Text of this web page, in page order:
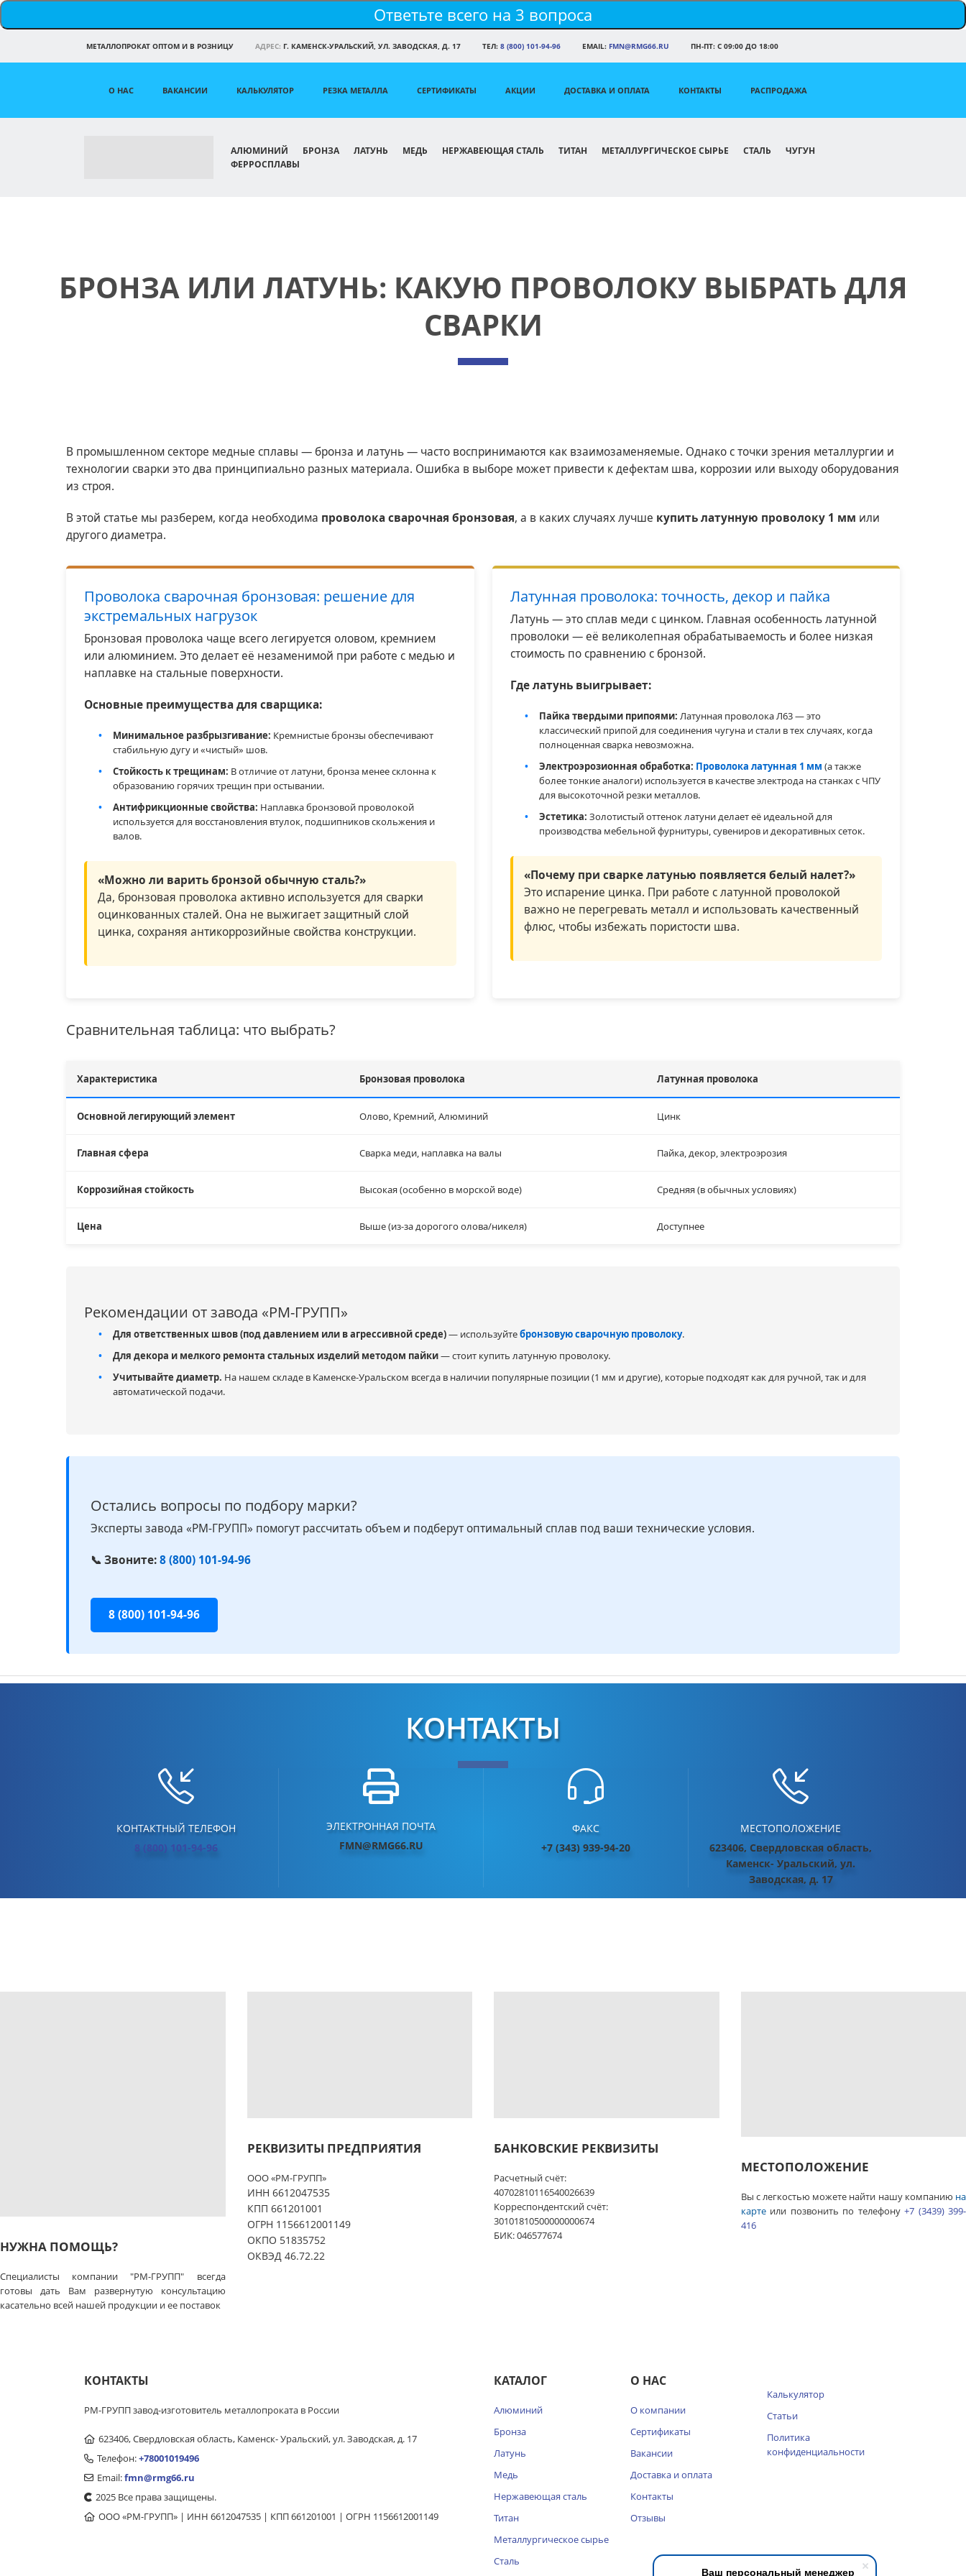
Ваш персональный менеджер
Ответьте всего на 3 вопроса
МЕТАЛЛОПРОКАТ ОПТОМ И В РОЗНИЦУ АДРЕС: Г. КАМЕНСК-УРАЛЬСКИЙ, УЛ. ЗАВОДСКАЯ, Д. 17 ТЕЛ: 8 (800) 101-94-96 EMAIL: FMN@RMG66.RU ПН-ПТ: С 09:00 ДО 18:00
О НАС ВАКАНСИИ КАЛЬКУЛЯТОР РЕЗКА МЕТАЛЛА СЕРТИФИКАТЫ АКЦИИ ДОСТАВКА И ОПЛАТА КОНТАКТЫ РАСПРОДАЖА
АЛЮМИНИЙ БРОНЗА ЛАТУНЬ МЕДЬ НЕРЖАВЕЮЩАЯ СТАЛЬ ТИТАН МЕТАЛЛУРГИЧЕСКОЕ СЫРЬЕ СТАЛЬ
ЧУГУН
ФЕРРОСПЛАВЫ
БРОНЗА ИЛИ ЛАТУНЬ: КАКУЮ ПРОВОЛОКУ ВЫБРАТЬ ДЛЯ
СВАРКИ
В промышленном секторе медные сплавы — бронза и латунь — часто воспринимаются как взаимозаменяемые. Однако с точки зрения металлургии и
технологии сварки это два принципиально разных материала. Ошибка в выборе может привести к дефектам шва, коррозии или выходу оборудования
из строя.
В этой статье мы разберем, когда необходима проволока сварочная бронзовая, а в каких случаях лучше купить латунную проволоку 1 мм или
другого диаметра.
Проволока сварочная бронзовая: решение для
экстремальных нагрузок
Бронзовая проволока чаще всего легируется оловом, кремнием
или алюминием. Это делает её незаменимой при работе с медью и
наплавке на стальные поверхности.
Основные преимущества для сварщика:
Минимальное разбрызгивание: Кремнистые бронзы обеспечивают
стабильную дугу и «чистый» шов.
Стойкость к трещинам: В отличие от латуни, бронза менее склонна к
образованию горячих трещин при остывании.
Антифрикционные свойства: Наплавка бронзовой проволокой
используется для восстановления втулок, подшипников скольжения и
валов.
«Можно ли варить бронзой обычную сталь?»
Да, бронзовая проволока активно используется для сварки
оцинкованных сталей. Она не выжигает защитный слой
цинка, сохраняя антикоррозийные свойства конструкции.
Латунная проволока: точность, декор и пайка
Латунь — это сплав меди с цинком. Главная особенность латунной
проволоки — её великолепная обрабатываемость и более низкая
стоимость по сравнению с бронзой.
Где латунь выигрывает:
Пайка твердыми припоями: Латунная проволока Л63 — это
классический припой для соединения чугуна и стали в тех случаях, когда
полноценная сварка невозможна.
Электроэрозионная обработка: Проволока латунная 1 мм (а также
более тонкие аналоги) используется в качестве электрода на станках с ЧПУ
для высокоточной резки металлов.
Эстетика: Золотистый оттенок латуни делает её идеальной для
производства мебельной фурнитуры, сувениров и декоративных сеток.
«Почему при сварке латунью появляется белый налет?»
Это испарение цинка. При работе с латунной проволокой
важно не перегревать металл и использовать качественный
флюс, чтобы избежать пористости шва.
Сравнительная таблица: что выбрать?
Характеристика Бронзовая проволока Латунная проволока
Основной легирующий элемент Олово, Кремний, Алюминий Цинк
Главная сфера Сварка меди, наплавка на валы Пайка, декор, электроэрозия
Коррозийная стойкость Высокая (особенно в морской воде) Средняя (в обычных условиях)
Цена Выше (из-за дорогого олова/никеля) Доступнее
Рекомендации от завода «РМ-ГРУПП»
Для ответственных швов (под давлением или в агрессивной среде)— используйтебронзовую сварочную проволоку.
Для декора и мелкого ремонта стальных изделий методом пайки— стоит купить латунную проволоку.
Учитывайте диаметр. На нашем складе в Каменске-Уральском всегда в наличии популярные позиции (1 мм и другие), которые подходят как для ручной, так и для
автоматической подачи.
Остались вопросы по подбору марки?
Эксперты завода «РМ-ГРУПП» помогут рассчитать объем и подберут оптимальный сплав под ваши технические условия.
📞 Звоните:8 (800) 101-94-96
8 (800) 101-94-96
КОНТАКТЫ
КОНТАКТНЫЙ ТЕЛЕФОН
8 (800) 101-94-96
ЭЛЕКТРОННАЯ ПОЧТА
FMN@RMG66.RU
ФАКС
+7 (343) 939-94-20
МЕСТОПОЛОЖЕНИЕ
623406, Свердловская область,
Каменск- Уральский, ул.
Заводская, д. 17
НУЖНА ПОМОЩЬ?
Специалисты компании "РМ-ГРУПП" всегда
готовы дать Вам развернутую консультацию
касательно всей нашей продукции и ее поставок
РЕКВИЗИТЫ ПРЕДПРИЯТИЯ
ООО «РМ-ГРУПП»
ИНН 6612047535
КПП 661201001
ОГРН 1156612001149
ОКПО 51835752
ОКВЭД 46.72.22
БАНКОВСКИЕ РЕКВИЗИТЫ
Расчетный счёт:
40702810116540026639
Корреспондентский счёт:
30101810500000000674
БИК: 046577674
МЕСТОПОЛОЖЕНИЕ
Вы с легкостью можете найти нашу компанию на
картеили позвонить по телефону +7 (3439) 399-
416
КОНТАКТЫ
РМ-ГРУПП завод-изготовитель металлопроката в России
623406, Свердловская область, Каменск- Уральский, ул. Заводская, д. 17
Телефон:+78001019496
Email:fmn@rmg66.ru
2025 Все права защищены.
ООО «РМ-ГРУПП» | ИНН 6612047535 | КПП 661201001 | ОГРН 1156612001149
КАТАЛОГ
Алюминий
Бронза
Латунь
Медь
Нержавеющая сталь
Титан
Металлургическое сырье
Сталь
О НАС
О компании
Сертификаты
Вакансии
Доставка и оплата
Контакты
Отзывы
Калькулятор
Статьи
Политика
конфиденциальности